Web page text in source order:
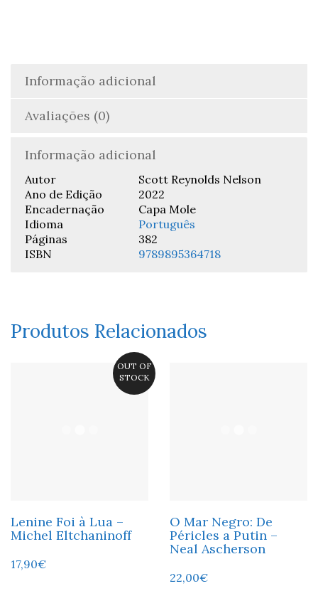
Informação adicional
Avaliações (0)
Informação adicional
Autor
Scott Reynolds Nelson
Ano de Edição
2022
Encadernação
Capa Mole
Idioma
Português
Páginas
382
ISBN
9789895364718
Produtos Relacionados
OUT OF
STOCK
Lenine Foi à Lua –
Michel Eltchaninoff
17,90€
O Mar Negro: De
Péricles a Putin –
Neal Ascherson
22,00€